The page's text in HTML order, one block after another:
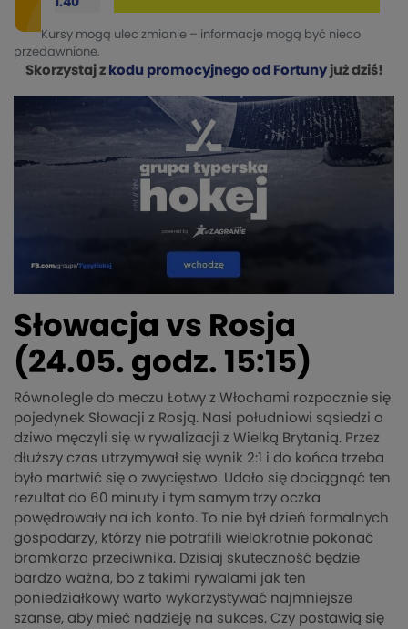
1.40
Kursy mogą ulec zmianie – informacje mogą być nieco
przedawnione.
Skorzystaj z kodu promocyjnego od Fortunyjuż dziś!
Słowacja vs Rosja
(24.05. godz. 15:15)
Równolegle do meczu Łotwy z Włochami rozpocznie się
pojedynek Słowacji z Rosją. Nasi południowi sąsiedzi o
dziwo męczyli się w rywalizacji z Wielką Brytanią. Przez
dłuższy czas utrzymywał się wynik 2:1 i do końca trzeba
było martwić się o zwycięstwo. Udało się dociągnąć ten
rezultat do 60 minuty i tym samym trzy oczka
powędrowały na ich konto. To nie był dzień formalnych
gospodarzy, którzy nie potrafili wielokrotnie pokonać
bramkarza przeciwnika. Dzisiaj skuteczność będzie
bardzo ważna, bo z takimi rywalami jak ten
poniedziałkowy warto wykorzystywać najmniejsze
szanse, aby mieć nadzieję na sukces. Czy postawią się